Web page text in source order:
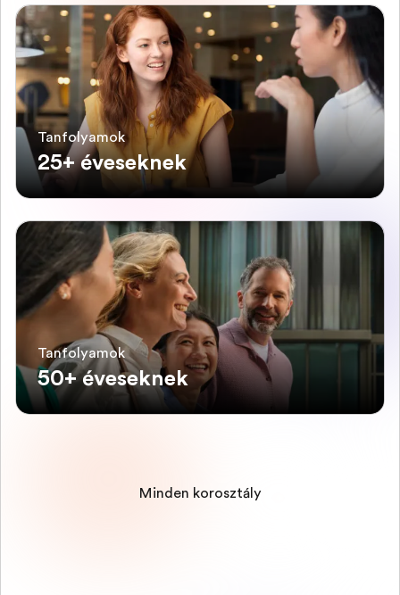
Tanfolyamok
25+ éveseknek
Tanfolyamok
50+ éveseknek
Minden korosztály